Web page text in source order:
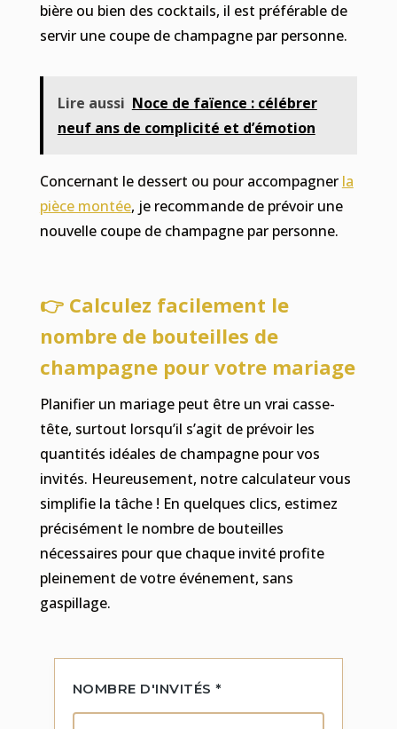
bière ou bien des cocktails, il est préférable de
servir une coupe de champagne par personne.
Lire aussi Noce de faïence : célébrer
neuf ans de complicité et d’émotion
Concernant le dessert ou pour accompagner la
pièce montée, je recommande de prévoir une
nouvelle coupe de champagne par personne.
👉 Calculez facilement le
nombre de bouteilles de
champagne pour votre mariage
Planifier un mariage peut être un vrai casse-
tête, surtout lorsqu’il s’agit de prévoir les
quantités idéales de champagne pour vos
invités. Heureusement, notre calculateur vous
simplifie la tâche ! En quelques clics, estimez
précisément le nombre de bouteilles
nécessaires pour que chaque invité profite
pleinement de votre événement, sans
gaspillage.
NOMBRE D'INVITÉS *